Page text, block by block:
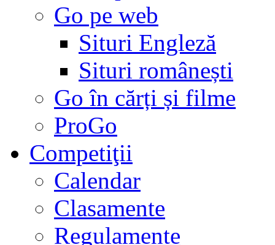
Go pe web
Situri Engleză
Situri românești
Go în cărți și filme
ProGo
Competiţii
Calendar
Clasamente
Regulamente